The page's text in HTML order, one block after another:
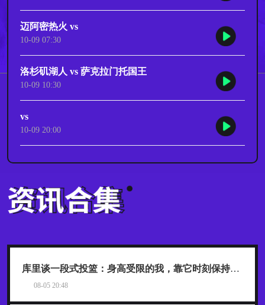
迈阿密热火 vs
10-09 07:30
洛杉矶湖人 vs 萨克拉门托国王
10-09 10:30
vs
10-09 20:00
库里谈一段式投篮：身高受限的我，靠它时刻保持发力与极快出手
08-05 20:48